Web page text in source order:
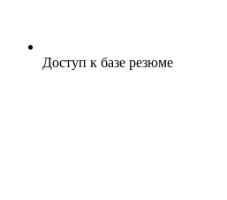
Доступ к базе резюме